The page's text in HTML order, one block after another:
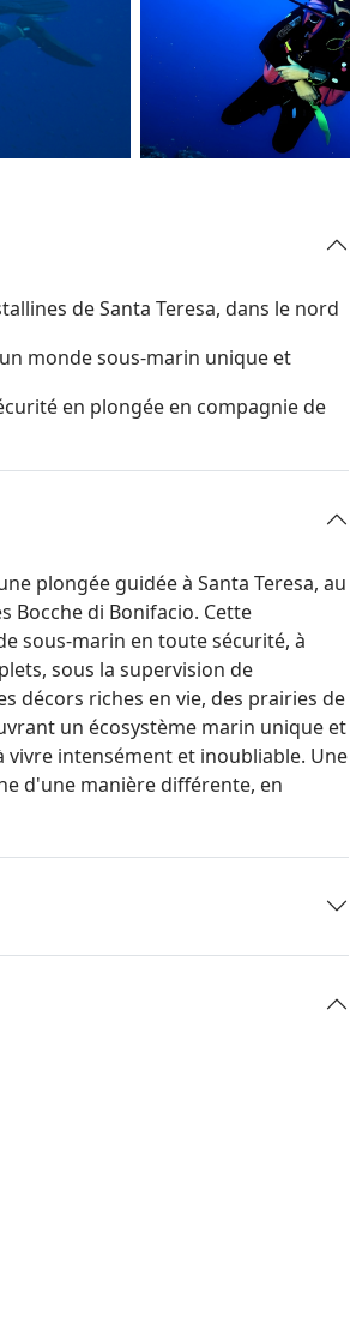
de Santa Teresa, dans le nord
monde sous-marin unique et
en plongée en compagnie de
plongée guidée à Santa Teresa, au
Bocche di Bonifacio. Cette
sous-marin en toute sécurité, à
sous la supervision de
décors riches en vie, des prairies de
un écosystème marin unique et
vivre intensément et inoubliable. Une
d'une manière différente, en